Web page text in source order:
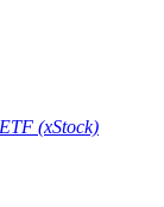
des
(xStock)